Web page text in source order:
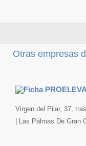
Otras empresas
Virgen del Pilar, 37,
| Las Palmas De Gran